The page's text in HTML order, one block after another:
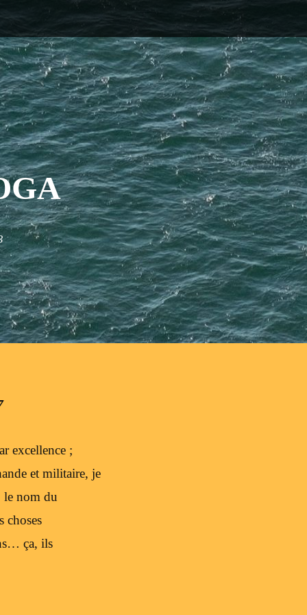
excellence ;
et militaire, je
le nom du
choses
ça, ils